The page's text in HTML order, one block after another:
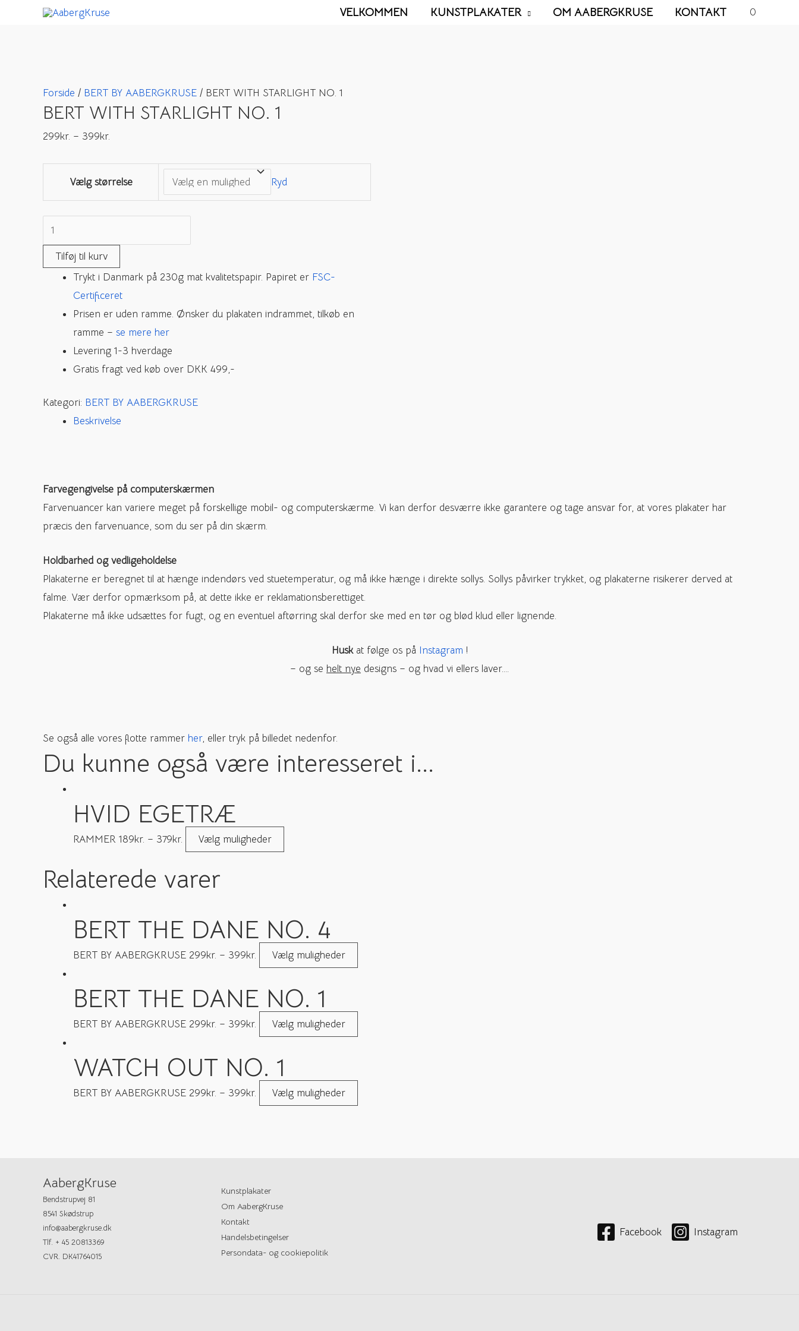
VELKOMMEN KUNSTPLAKATER OM AABERGKRUSE KONTAKT 0
Forside / BERT BY AABERGKRUSE / BERT WITH STARLIGHT NO. 1
BERT WITH STARLIGHT NO. 1
299kr. – 399kr.
Vælg størrelse Ryd
BERT
WITH
STARLIGHT
Tilføj til kurv
Trykt i Danmark på 230g mat kvalitetspapir. Papiret er FSC-
Certificeret
Prisen er uden ramme. Ønsker du plakaten indrammet, tilkøb en
ramme – se mere her
Levering 1-3 hverdage
Gratis fragt ved køb over DKK 499,-
Kategori: BERT BY AABERGKRUSE
Beskrivelse
Farvegengivelse på computerskærmen
Farvenuancer kan variere meget på forskellige mobil- og computerskærme. Vi kan derfor desværre ikke garantere og tage ansvar for, at vores plakater har
præcis den farvenuance, som du ser på din skærm.
Holdbarhed og vedligeholdelse
Plakaterne er beregnet til at hænge indendørs ved stuetemperatur, og må ikke hænge i direkte sollys. Sollys påvirker trykket, og plakaterne risikerer derved at
falme. Vær derfor opmærksom på, at dette ikke er reklamationsberettiget.
Plakaterne må ikke udsættes for fugt, og en eventuel aftørring skal derfor ske med en tør og blød klud eller lignende.
Huskat følge os på Instagram !
– og se helt nye designs – og hvad vi ellers laver….
Se også alle vores flotte rammer her, eller tryk på billedet nedenfor.
Du kunne også være interesseret i...
HVID EGETRÆ
RAMMER 189kr. – 379kr. Vælg muligheder
Relaterede varer
BERT THE DANE NO. 4
BERT BY AABERGKRUSE 299kr. – 399kr. Vælg muligheder
BERT THE DANE NO. 1
BERT BY AABERGKRUSE 299kr. – 399kr. Vælg muligheder
WATCH OUT NO. 1
BERT BY AABERGKRUSE 299kr. – 399kr. Vælg muligheder
AabergKruse
Bendstrupvej 81
8541 Skødstrup
info@aabergkruse.dk
Tlf. + 45 20813369
CVR. DK41764015
Kunstplakater
Om AabergKruse
Kontakt
Handelsbetingelser
Persondata- og cookiepolitik
Facebook Instagram